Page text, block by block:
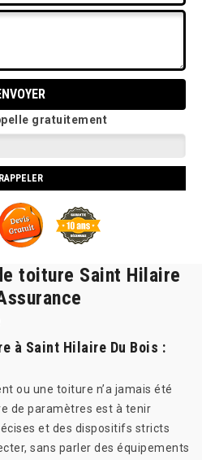
gratuitement
toiture Saint Hilaire
à Saint Hilaire Du Bois :
ou une toiture n’a jamais été
de paramètres est à tenir
et des dispositifs stricts
sans parler des équipements